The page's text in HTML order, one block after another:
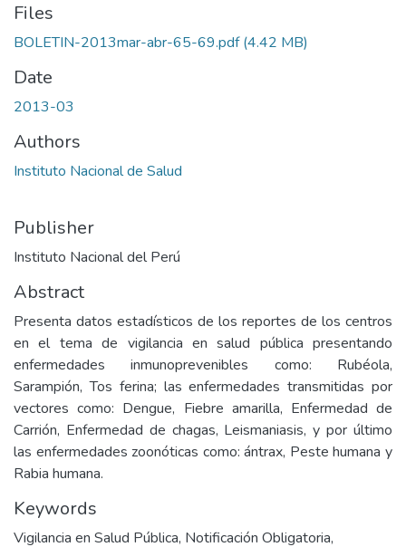
Files
BOLETIN-2013mar-abr-65-69.pdf(4.42 MB)
Date
2013-03
Authors
Instituto Nacional de Salud
Publisher
Instituto Nacional del Perú
Abstract
Presenta datos estadísticos de los reportes de los centros
en el tema de vigilancia en salud pública presentando
enfermedades inmunoprevenibles como: Rubéola,
Sarampión, Tos ferina; las enfermedades transmitidas por
vectores como: Dengue, Fiebre amarilla, Enfermedad de
Carrión, Enfermedad de chagas, Leismaniasis, y por último
las enfermedades zoonóticas como: ántrax, Peste humana y
Rabia humana.
Keywords
Vigilancia en Salud Pública, Notificación Obligatoria,